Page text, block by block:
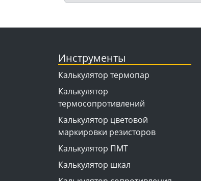
Инструменты
Калькулятор термопар
Калькулятор
термосопротивлений
Калькулятор цветовой
маркировки резисторов
Калькулятор ПМТ
Калькулятор шкал